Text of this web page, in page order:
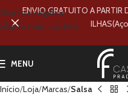
Skip to navigation
Skip to main content
MENU
Início Loja Marcas Salsa
ENVIO GRATUITO A